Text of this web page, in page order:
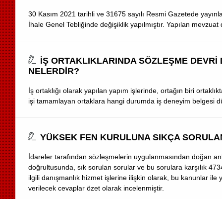
30 Kasım 2021 tarihli ve 31675 sayılı Resmi Gazetede
İhale Genel Tebliğinde değişiklik yapılmıştır. Yapılan
İŞ ORTAKLIKLARINDA SÖZLEŞME
NELERDİR?
İş ortaklığı olarak yapılan yapım işlerinde, ortağın biri
işi tamamlayan ortaklara hangi durumda iş deneyim belgesi
YÜKSEK FEN KURULUNA SIKÇA
İdareler tarafından sözleşmelerin uygulanmasından doğan
doğrultusunda, sık sorulan sorular ve bu sorulara karşılık
ilgili danışmanlık hizmet işlerine ilişkin olarak, bu kanunlar
verilecek cevaplar özet olarak incelenmiştir.